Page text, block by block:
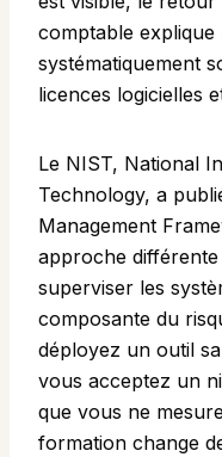
comptable
systématiquement
licences logicielles
Le NIST, National
Technology, a
Management
approche
superviser les
composante du
déployez un outil
vous acceptez un
que vous ne
formation change